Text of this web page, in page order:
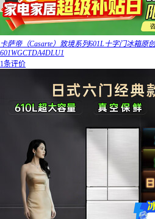
卡萨帝（Casarte）致境系列601L十字门冰箱原
601WGCTDA4DLU1
1条评价